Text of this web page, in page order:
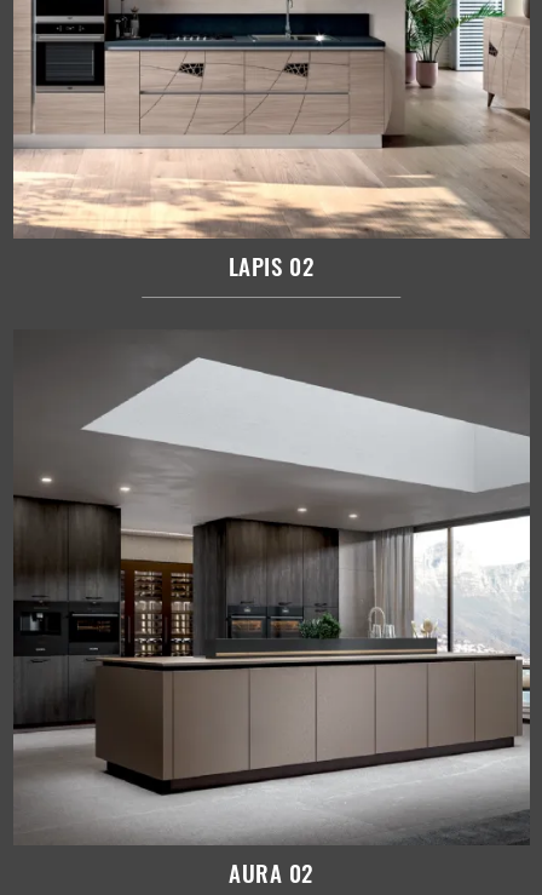
LAPIS 02
AURA 02